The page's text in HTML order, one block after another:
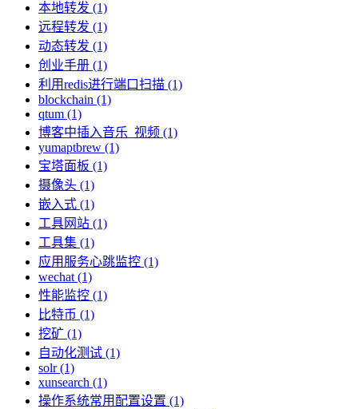
本地转发 (1)
远程转发 (1)
动态转发 (1)
创业手册 (1)
利用redis进行端口扫描 (1)
blockchain (1)
qtum (1)
博客中插入音乐_视频 (1)
yumaptbrew (1)
宝塔面板 (1)
摄像头 (1)
嵌入式 (1)
工具网站 (1)
工具集 (1)
应用服务心跳监控 (1)
wechat (1)
性能监控 (1)
比特币 (1)
挖矿 (1)
自动化测试 (1)
solr (1)
xunsearch (1)
操作系统常用配置设置 (1)